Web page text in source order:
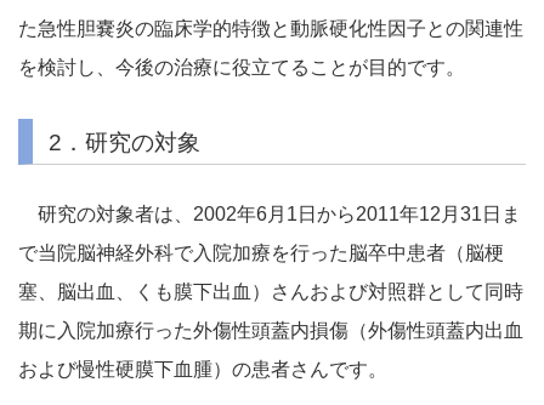
た急性胆嚢炎の臨床学的特徴と動脈硬化性因子との関連性
を検討し、今後の治療に役立てることが目的です。
2．研究の対象
研究の対象者は、2002年6月1日から2011年12月31日ま
で当院脳神経外科で入院加療を行った脳卒中患者（脳梗
塞、脳出血、くも膜下出血）さんおよび対照群として同時
期に入院加療行った外傷性頭蓋内損傷（外傷性頭蓋内出血
および慢性硬膜下血腫）の患者さんです。